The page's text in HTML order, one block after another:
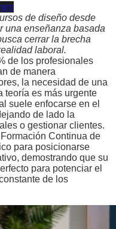
de diseño desde
una enseñanza basada
cerrar la brecha
laboral.
de los profesionales
de manera
la necesidad de una
teoría es más urgente
suele enfocarse en el
de lado la
o gestionar clientes.
Continua de
para posicionarse
demostrando que su
para potenciar el
de los